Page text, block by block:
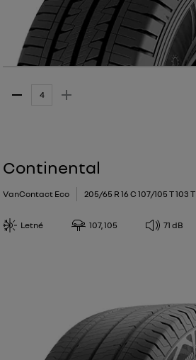
Continental
VanContact Eco 205/65 R 16 C 107/105 T 103 T
Letné 107, 105 71 dB